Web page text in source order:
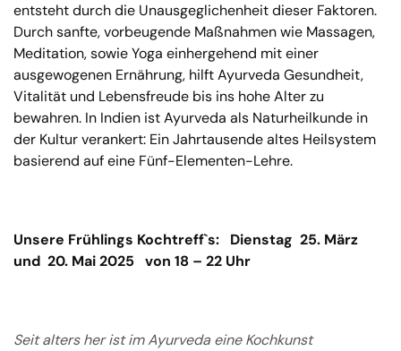
entsteht durch die Unausgeglichenheit dieser Faktoren.
Durch sanfte, vorbeugende Maßnahmen wie Massagen,
Meditation, sowie Yoga einhergehend mit einer
ausgewogenen Ernährung, hilft Ayurveda Gesundheit,
Vitalität und Lebensfreude bis ins hohe Alter zu
bewahren. In Indien ist Ayurveda als Naturheilkunde in
der Kultur verankert: Ein Jahrtausende altes Heilsystem
basierend auf eine Fünf-Elementen-Lehre.
Unsere Frühlings Kochtreff`s: Dienstag 25. März
und 20. Mai2025 von 18 – 22 Uhr
Seit alters her ist im Ayurveda eine Kochkunst